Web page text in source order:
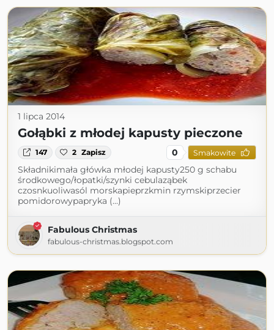
1 lipca 2014
Gołąbki z młodej kapusty pieczone
147 2 Zapisz 0 Smakowite
Składnikimała główka młodej kapusty250 g schabu
środkowego/łopatki/szynki cebulaząbek
czosnkuoliwasól morskapieprzkmin rzymskiprzecier
pomidorowypapryka (...)
Fabulous Christmas
fabulous-christmas.blogspot.com